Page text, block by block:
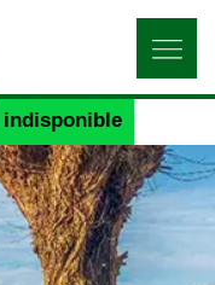
indisponible